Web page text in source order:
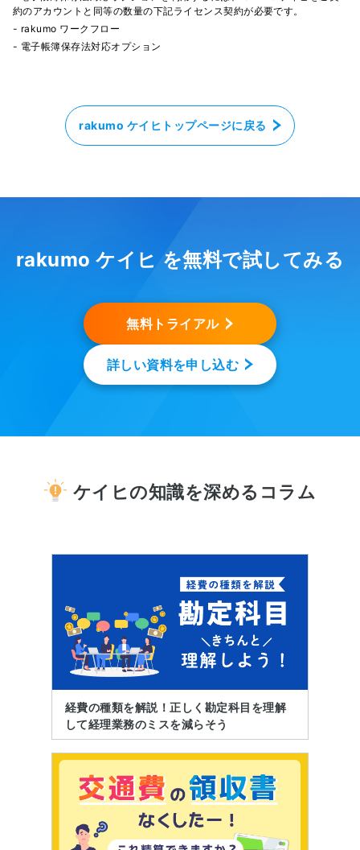
約のアカウントと同等の数量の下記ライセンス契約が必要です。
- rakumo ワークフロー
- 電子帳簿保存法対応オプション
rakumo ケイヒトップページに戻る
rakumo ケイヒ を無料で試してみる
無料トライアル
詳しい資料を申し込む
ケイヒの知識を深めるコラム
経費の種類を解説！正しく勘定科目を理解
して経理業務のミスを減らそう